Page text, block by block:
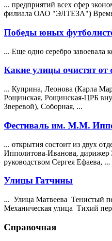
... предприятий всех сфер
филиала ОАО "ЭЛТЕЗА") Время
Победы юных
... Еще одно серебро завоевала
Какие улицы очистят от
... Куприна, Леонова (Карла
Рощинская, Рощинская-ЦРБ
Зверевой), Соборная, ...
Фестиваль им. М.М.
... открытия состоит из двух
Ипполитова-Иванова, дирижер
руководством Сергея Ефаева, ...
Улицы Гатчины
... Улица Матвеева Тенистый
Механическая улица Тихий
Справочная